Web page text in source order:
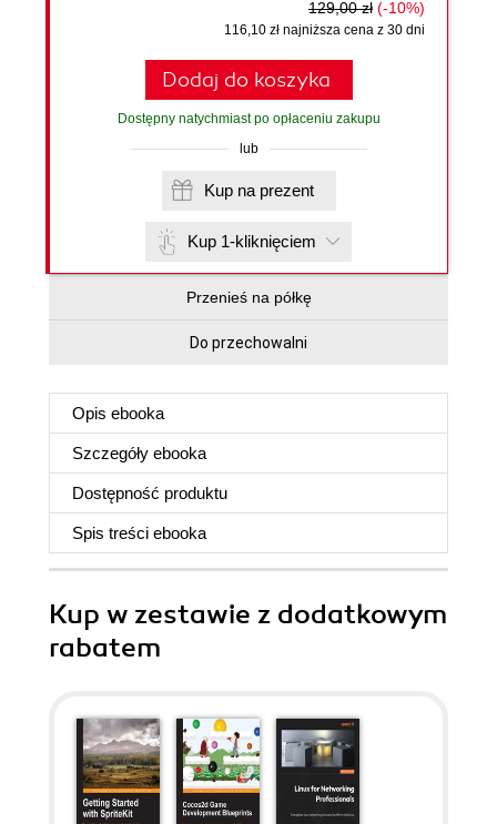
129,00 zł (-10%)
116,10 zł najniższa cena z 30 dni
Dodaj do koszyka
Dostępny natychmiast po opłaceniu zakupu
lub
Kup na prezent
Kup 1-kliknięciem
Przenieś na półkę
Do przechowalni
Opis ebooka
Szczegóły ebooka
Dostępność produktu
Spis treści ebooka
Kup w zestawie z dodatkowym
rabatem